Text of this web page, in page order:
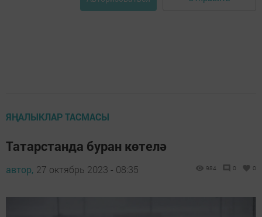
ЯҢАЛЫКЛАР ТАСМАСЫ
Татарстанда буран көтелә
автор, 27 октябрь 2023 - 08:35 984 0 0